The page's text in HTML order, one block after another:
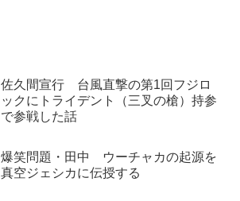
佐久間宣行 台風直撃の第1回フジロ
ックにトライデント（三叉の槍）持参
で参戦した話
爆笑問題・田中 ウーチャカの起源を
真空ジェシカに伝授する